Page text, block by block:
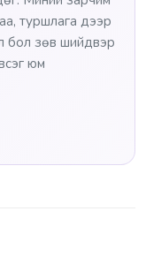
туршлага дээр
бол зөв шийдвэр
юм